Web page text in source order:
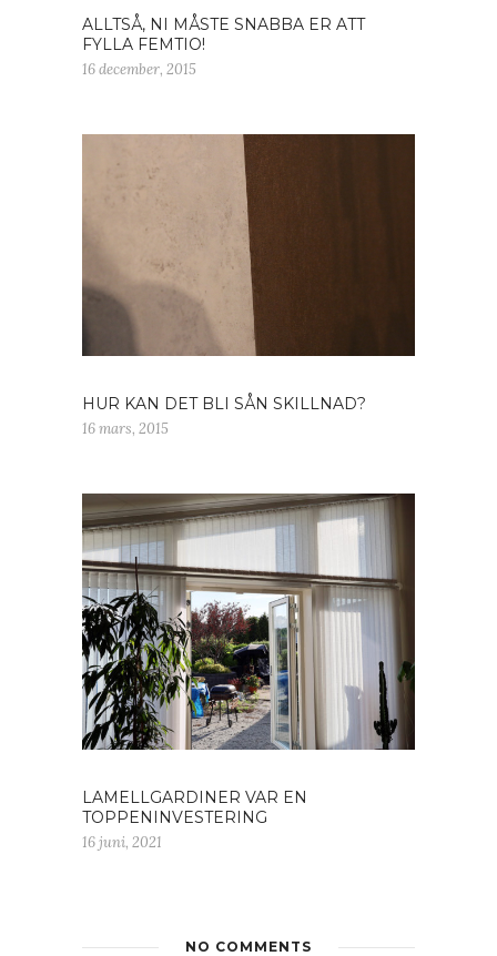
ALLTSÅ, NI MÅSTE SNABBA ER ATT
FYLLA FEMTIO!
16 december, 2015
HUR KAN DET BLI SÅN SKILLNAD?
16 mars, 2015
LAMELLGARDINER VAR EN
TOPPENINVESTERING
16 juni, 2021
NO COMMENTS